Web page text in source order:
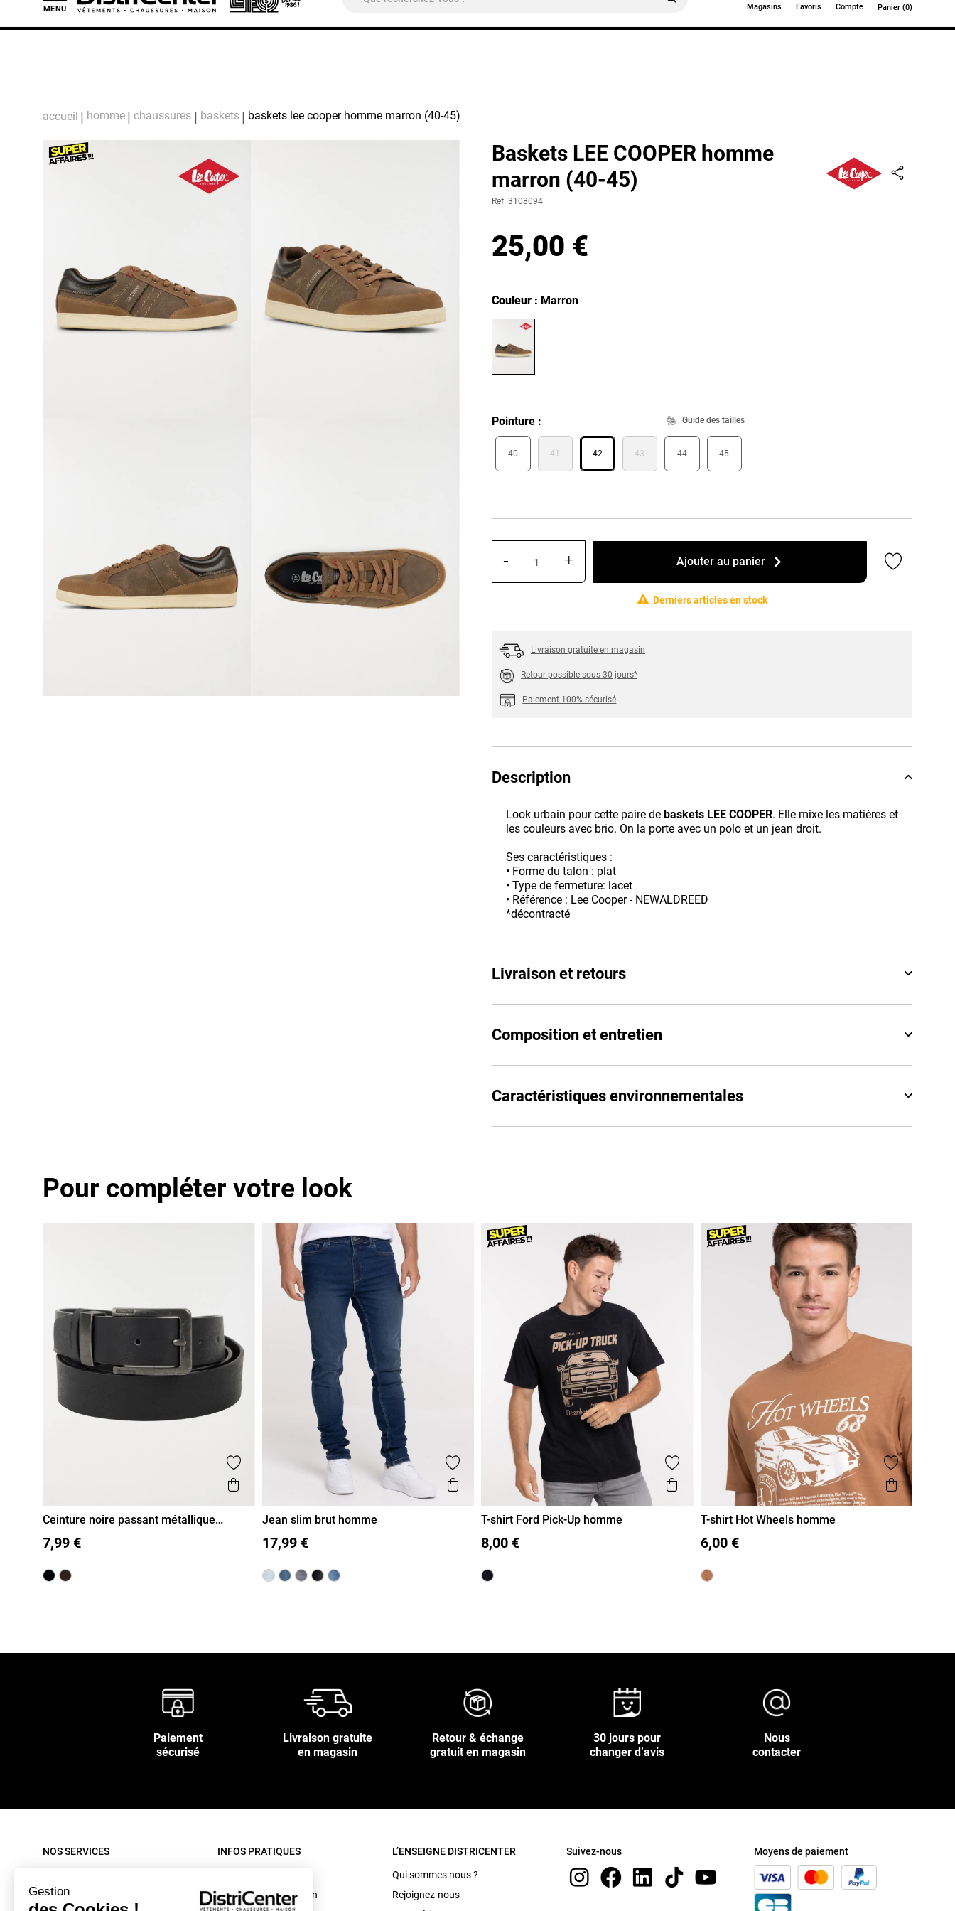
Gestion
MENU Magasins Favoris Compte Panier (0)
accueil homme chaussures baskets baskets lee cooper homme marron (40-45)
Baskets LEE COOPER homme
marron (40-45)
Ref. 3108094
25,00 €
Couleur
Couleur : Marron
Pointure Guide des tailles
40 41 42 43 44 45
- + Ajouter au panier Ajouter
Derniers articles en stock
Livraison gratuite en magasin
Retour possible sous 30 jours*
Paiement 100% sécurisé
Description
Look urbain pour cette paire de baskets LEE COOPER. Elle mixe les matières et
les couleurs avec brio. On la porte avec un polo et un jean droit.
Ses caractéristiques :
• Forme du talon : plat
• Type de fermeture: lacet
• Référence : Lee Cooper - NEWALDREED
*décontracté
Livraison et retours
Composition et entretien
Caractéristiques environnementales
Pour compléter votre look
Ajouter aux favoris
Aperçu rapide
95
Ceinture noire passant métallique
7,99 €
Ajouter aux favoris
Aperçu rapide
36 38
Jean slim brut homme
17,99 €
Ajouter aux favoris
Aperçu rapide
S M
T-shirt Ford Pick-Up homme
8,00 €
Ajouter
Aperçu
S M
T-shirt Hot Wheels homme
6,00 €
Paiement
sécurisé
Livraison gratuite
en magasin
Retour & échange
gratuit en magasin
30 jours pour
changer d’avis
Nous
contacter
NOS SERVICES
Nos livraisons
INFOS PRATIQUES
Conditions d'utilisation
L’ENSEIGNE DISTRICENTER
Qui sommes nous ?
Rejoignez-nous
Suivez-nous Moyens de paiement